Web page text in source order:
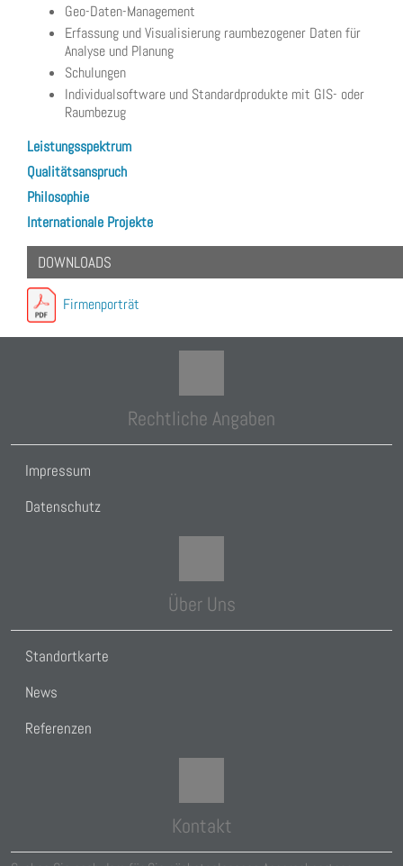
Geo-Daten-Management
Erfassung und Visualisierung raumbezogener Daten für
Analyse und Planung
Schulungen
Individualsoftware und Standardprodukte mit GIS- oder
Raumbezug
Leistungsspektrum
Qualitätsanspruch
Philosophie
Internationale Projekte
DOWNLOADS
Firmenporträt
Rechtliche Angaben
Impressum
Datenschutz
Über Uns
Standortkarte
News
Referenzen
Kontakt